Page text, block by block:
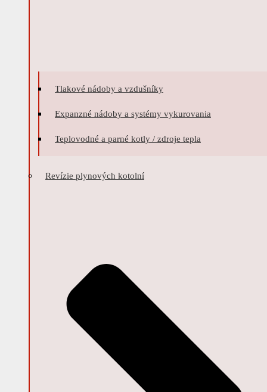
Tlakové nádoby a vzdušníky
Expanzné nádoby a systémy vykurovania
Teplovodné a parné kotly / zdroje tepla
Revízie plynových kotolní